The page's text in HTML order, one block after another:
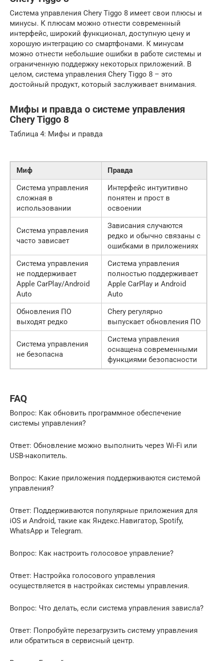
Система управления Chery Tiggo 8 имеет свои плюсы и
минусы. К плюсам можно отнести современный
интерфейс, широкий функционал, доступную цену и
хорошую интеграцию со смартфонами. К минусам
можно отнести небольшие ошибки в работе системы и
ограниченную поддержку некоторых приложений. В
целом, система управления Chery Tiggo 8 – это
достойный продукт, который заслуживает внимания.
Мифы и правда о системе управления
Chery Tiggo 8
Таблица 4: Мифы и правда
Миф
Правда
Система управления
сложная в
использовании
Интерфейс интуитивно
понятен и прост в
освоении
Система управления
часто зависает
Зависания случаются
редко и обычно связаны с
ошибками в приложениях
Система управления
не поддерживает
Apple CarPlay/Android
Auto
Система управления
полностью поддерживает
Apple CarPlay и Android
Auto
Обновления ПО
выходят редко
Chery регулярно
выпускает обновления ПО
Система управления
не безопасна
Система управления
оснащена современными
функциями безопасности
FAQ
Вопрос: Как обновить программное обеспечение
системы управления?
Ответ: Обновление можно выполнить через Wi-Fi или
USB-накопитель.
Вопрос: Какие приложения поддерживаются системой
управления?
Ответ: Поддерживаются популярные приложения для
iOS и Android, такие как Яндекс.Навигатор, Spotify,
WhatsApp и Telegram.
Вопрос: Как настроить голосовое управление?
Ответ: Настройка голосового управления
осуществляется в настройках системы управления.
Вопрос: Что делать, если система управления зависла?
Ответ: Попробуйте перезагрузить систему управления
или обратиться в сервисный центр.